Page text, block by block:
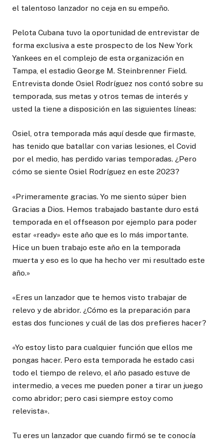
el talentoso lanzador no ceja en su empeño.
Pelota Cubana tuvo la oportunidad de entrevistar de
forma exclusiva a este prospecto de los New York
Yankees en el complejo de esta organización en
Tampa, el estadio George M. Steinbrenner Field.
Entrevista donde Osiel Rodríguez nos contó sobre su
temporada, sus metas y otros temas de interés y
usted la tiene a disposición en las siguientes líneas:
Osiel, otra temporada más aquí desde que firmaste,
has tenido que batallar con varias lesiones, el Covid
por el medio, has perdido varias temporadas. ¿Pero
cómo se siente Osiel Rodríguez en este 2023?
«Primeramente gracias. Yo me siento súper bien
Gracias a Dios. Hemos trabajado bastante duro está
temporada en el offseason por ejemplo para poder
estar «ready» este año que es lo más importante.
Hice un buen trabajo este año en la temporada
muerta y eso es lo que ha hecho ver mi resultado este
año.»
«Eres un lanzador que te hemos visto trabajar de
relevo y de abridor. ¿Cómo es la preparación para
estas dos funciones y cuál de las dos prefieres hacer?
«Yo estoy listo para cualquier función que ellos me
pongas hacer. Pero esta temporada he estado casi
todo el tiempo de relevo, el año pasado estuve de
intermedio, a veces me pueden poner a tirar un juego
como abridor; pero casi siempre estoy como
relevista».
Tu eres un lanzador que cuando firmó se te conocía